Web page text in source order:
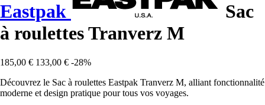
Eastpak
Sac
à roulettes Tranverz M
185,00 € 133,00 € -28%
Découvrez le Sac à roulettes Eastpak Tranverz M, alliant fonctionnalité
moderne et design pratique pour tous vos voyages.